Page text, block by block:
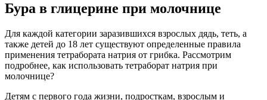
Бура в глицерине при молочнице
Для каждой категории заразившихся взрослых дядь, теть, а
также детей до 18 лет существуют определенные правила
применения тетрабората натрия от грибка. Рассмотрим
подробнее, как использовать тетраборат натрия при
молочнице?
Детям с первого года жизни, подросткам, взрослым и